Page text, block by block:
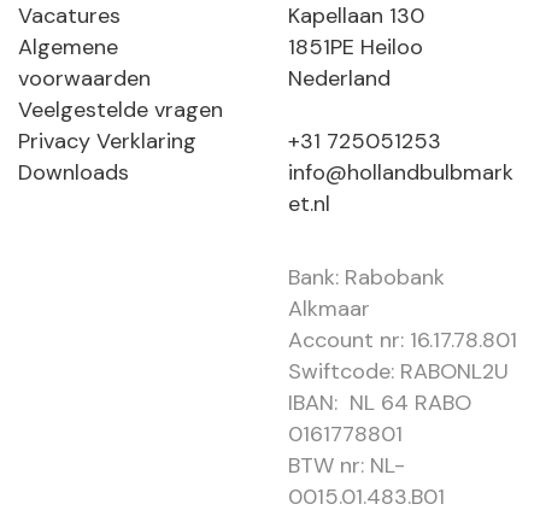
Vacatures
Algemene
voorwaarden
Veelgestelde vragen
Privacy Verklaring
Downloads
Kapellaan 130
1851PE Heiloo
Nederland
+31 725051253
info@hollandbulbmark
et.nl
Bank: Rabobank
Alkmaar
Account nr: 16.17.78.801
Swiftcode: RABONL2U
IBAN: NL 64 RABO
0161778801
BTW nr: NL-
0015.01.483.B01